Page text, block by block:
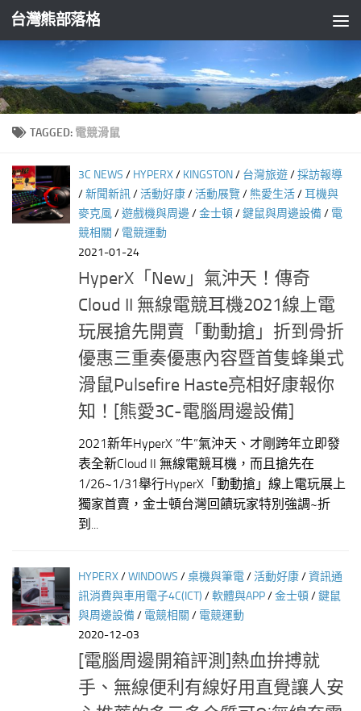
Skip to content
台灣熊部落格
TAGGED: 電競滑鼠
3C NEWS / HYPERX/ KINGSTON/ 台灣旅遊/採訪報導
/新聞新訊/活動好康/活動展覽/ 熊愛生活/耳機與
麥克風/遊戲機與周邊 /金士頓/鍵鼠與周邊設備/ 電
競相關 / 電競運動
2021-01-24
HyperX「New」氣沖天！傳奇
Cloud II 無線電競耳機2021線上電
玩展搶先開賣「動動搶」折到骨折
優惠三重奏優惠內容暨首隻蜂巢式
滑鼠Pulsefire Haste亮相好康報你
知！[熊愛3C-電腦周邊設備]
2021新年HyperX ”牛”氣沖天、才剛跨年立即發
表全新Cloud II 無線電競耳機，而且搶先在
1/26~1/31舉行HyperX「動動搶」線上電玩展上
獨家首賣，金士頓台灣回饋玩家特別強調~折
到...
HYPERX/WINDOWS /桌機與筆電/活動好康/資訊通
訊消費與車用電子4C(ICT) /軟體與APP/金士頓/鍵鼠
與周邊設備/ 電競相關 / 電競運動
2020-12-03
[電腦周邊開箱評測]熱血拚搏就
手、無線便利有線好用直覺讓人安